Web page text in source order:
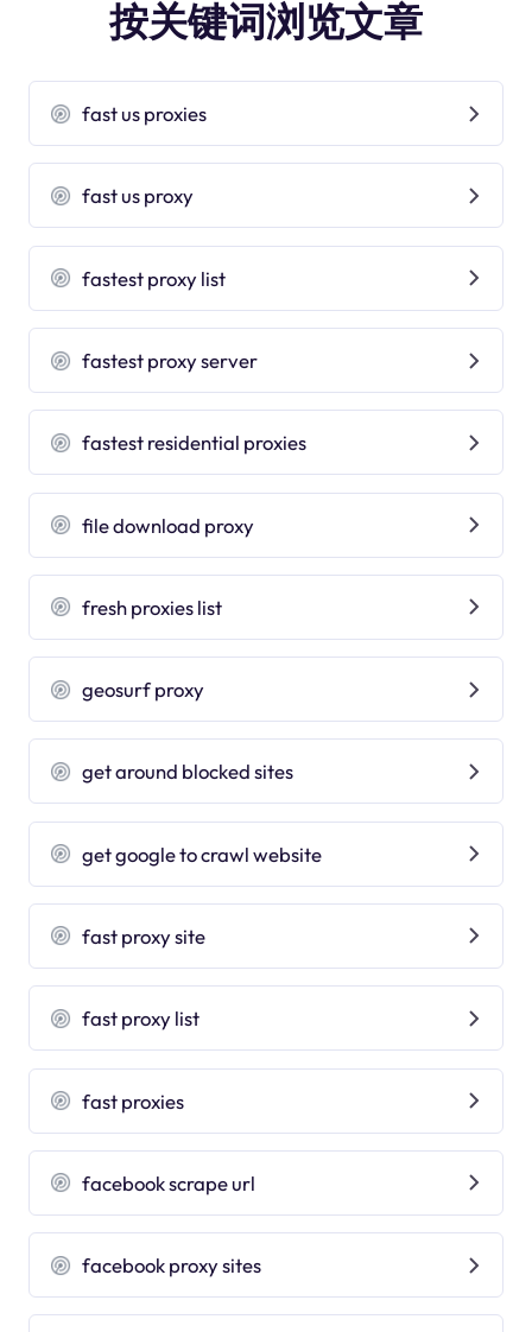
按关键词浏览文章
fast us proxies
fast us proxy
fastest proxy list
fastest proxy server
fastest residential proxies
file download proxy
fresh proxies list
geosurf proxy
get around blocked sites
get google to crawl website
fast proxy site
fast proxy list
fast proxies
facebook scrape url
facebook proxy sites